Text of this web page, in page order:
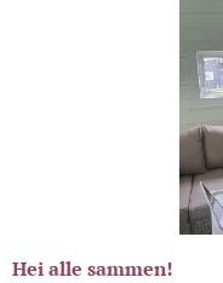
Hei alle sammen!